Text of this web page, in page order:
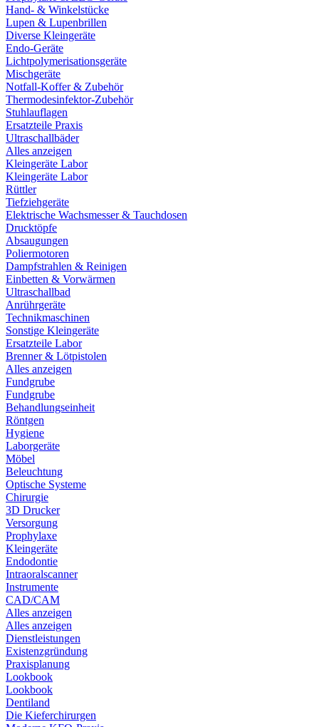
Hand- & Winkelstücke
Lupen & Lupenbrillen
Diverse Kleingeräte
Endo-Geräte
Lichtpolymerisationsgeräte
Mischgeräte
Notfall-Koffer & Zubehör
Thermodesinfektor-Zubehör
Stuhlauflagen
Ersatzteile Praxis
Ultraschallbäder
Alles anzeigen
Kleingeräte Labor
Kleingeräte Labor
Rüttler
Tiefziehgeräte
Elektrische Wachsmesser & Tauchdosen
Drucktöpfe
Absaugungen
Poliermotoren
Dampfstrahlen & Reinigen
Einbetten & Vorwärmen
Ultraschallbad
Anrührgeräte
Technikmaschinen
Sonstige Kleingeräte
Ersatzteile Labor
Brenner & Lötpistolen
Alles anzeigen
Fundgrube
Fundgrube
Behandlungseinheit
Röntgen
Hygiene
Laborgeräte
Möbel
Beleuchtung
Optische Systeme
Chirurgie
3D Drucker
Versorgung
Prophylaxe
Kleingeräte
Endodontie
Intraoralscanner
Instrumente
CAD/CAM
Alles anzeigen
Alles anzeigen
Dienstleistungen
Existenzgründung
Praxisplanung
Lookbook
Lookbook
Dentiland
Die Kieferchirurgen